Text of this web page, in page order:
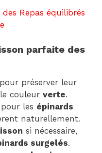
Repas équilibrés
parfaite des
pour préserver leur
couleur verte.
pour les épinards
naturellement.
si nécessaire,
surgelés.